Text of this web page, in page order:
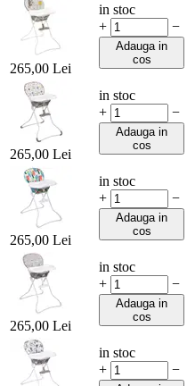
265,00 Lei
in stoc
+
−
Adauga in
cos
265,00 Lei
in stoc
+
−
Adauga in
cos
265,00 Lei
in stoc
+
−
Adauga in
cos
265,00 Lei
in stoc
+
−
Adauga in
cos
in stoc
+
−